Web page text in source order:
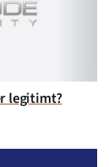
legitimt?